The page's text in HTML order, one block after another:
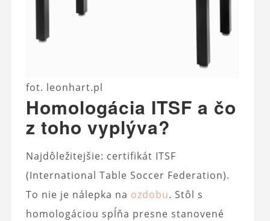
fot. leonhart.pl
Homologácia ITSF a čo
z toho vyplýva?
Najdôležitejšie: certifikát ITSF
(International Table Soccer Federation).
To nie je nálepka na ozdobu. Stôl s
homologáciou spĺňa presne stanovené